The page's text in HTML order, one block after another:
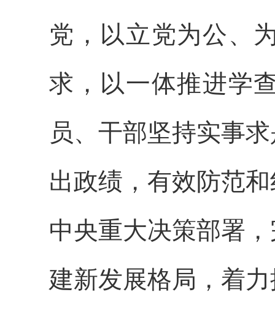
党，以立党为公、
求，以一体推进学
员、干部坚持实事
出政绩，有效防范
中央重大决策部署
建新发展格局，着